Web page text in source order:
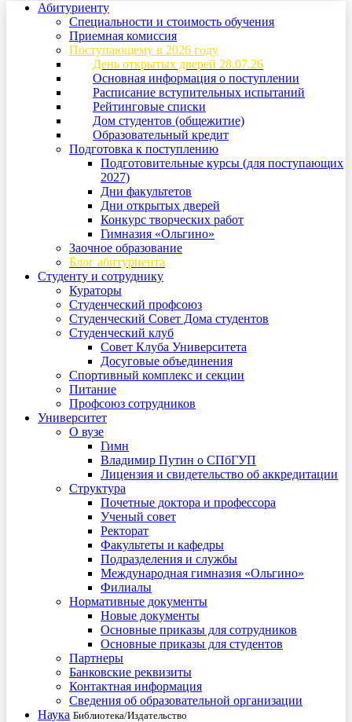
Абитуриенту
Специальности и стоимость обучения
Приемная комиссия
Поступающему в 2026 году
День открытых дверей 28.07.26
Основная информация о поступлении
Расписание вступительных испытаний
Рейтинговые списки
Дом студентов (общежитие)
Образовательный кредит
Подготовка к поступлению
Подготовительные курсы (для поступающих
2027)
Дни факультетов
Дни открытых дверей
Конкурс творческих работ
Гимназия «Ольгино»
Заочное образование
Блог абитуриента
Студенту и сотруднику
Кураторы
Студенческий профсоюз
Студенческий Совет Дома студентов
Студенческий клуб
Совет Клуба Университета
Досуговые объединения
Спортивный комплекс и секции
Питание
Профсоюз сотрудников
Университет
О вузе
Гимн
Владимир Путин о СПбГУП
Лицензия и свидетельство об аккредитации
Структура
Почетные доктора и профессора
Ученый совет
Ректорат
Факультеты и кафедры
Подразделения и службы
Международная гимназия «Ольгино»
Филиалы
Нормативные документы
Новые документы
Основные приказы для сотрудников
Основные приказы для студентов
Партнеры
Банковские реквизиты
Контактная информация
Сведения об образовательной организации
Наука Библиотека/Издательство